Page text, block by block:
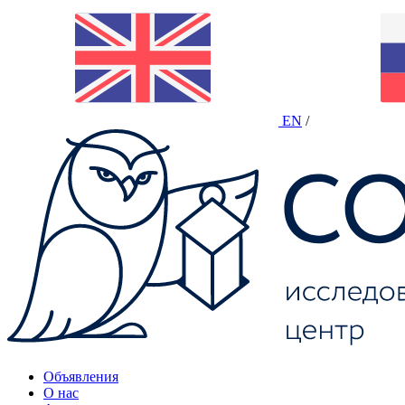
EN /
Объявления
О нас